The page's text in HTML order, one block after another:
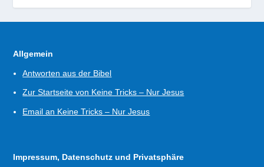
Allgemein
Antworten aus der Bibel
Zur Startseite von Keine Tricks – Nur Jesus
Email an Keine Tricks – Nur Jesus
Impressum, Datenschutz und Privatsphäre